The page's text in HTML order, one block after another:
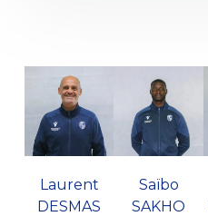
Laurent
DESMAS
Saïbo
SAKHO